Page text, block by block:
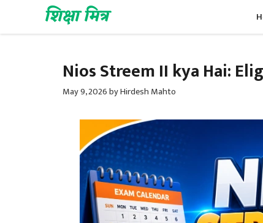
content
शिक्षा मित्र
Nios Streem II kya Hai:
May 9, 2026byHirdesh Mahto